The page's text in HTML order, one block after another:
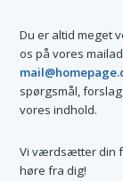
Du er altid meget
os på vores
spørgsmål,
vores indhold.
Vi værdsætter din
høre fra dig!